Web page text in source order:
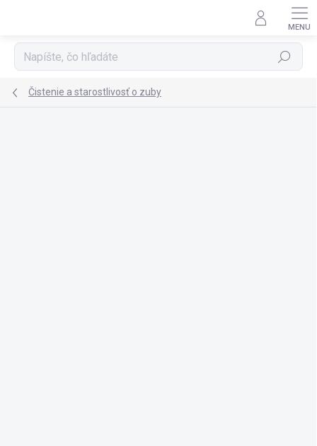
Hľadať
Čistenie a starostlivosť o zuby